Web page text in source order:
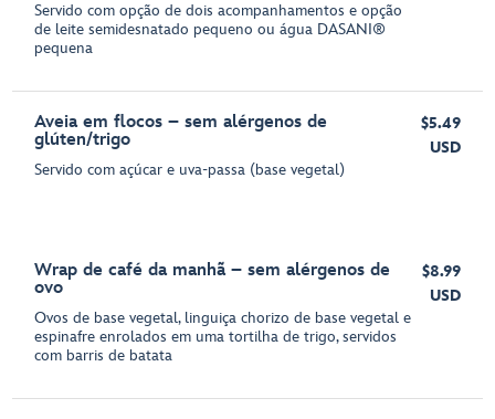
Servido com opção de dois acompanhamentos e opção
de leite semidesnatado pequeno ou água DASANI®
pequena
Aveia em flocos – sem alérgenos de
glúten/trigo
Servido com açúcar e uva-passa (base vegetal)
$5.49
USD
Wrap de café da manhã – sem alérgenos de
ovo
Ovos de base vegetal, linguiça chorizo de base vegetal e
espinafre enrolados em uma tortilha de trigo, servidos
com barris de batata
$8.99
USD